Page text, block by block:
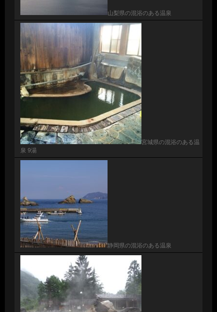
山梨県の混浴のある温泉
宮城県の混浴のある温
泉 9湯
静岡県の混浴のある温泉